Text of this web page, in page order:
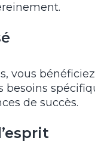
vous bénéficiez
de succès.